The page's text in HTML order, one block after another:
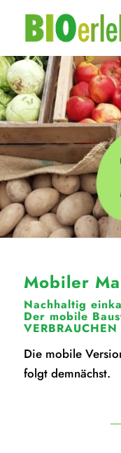
Mobiler
Nachhaltig
Der mobile
VERBRAUCHEN
Die mobile
folgt demnächst.